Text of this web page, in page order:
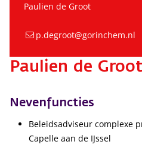
Paulien de Groot
p.degroot@gorinchem.nl
Paulien de Groot
Nevenfuncties
Beleidsadviseur complexe
Capelle aan de IJssel